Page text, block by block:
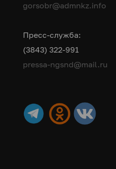
gorsobr@admnkz.info
Пресс-служба:
(3843) 322-991
pressa-ngsnd@mail.ru